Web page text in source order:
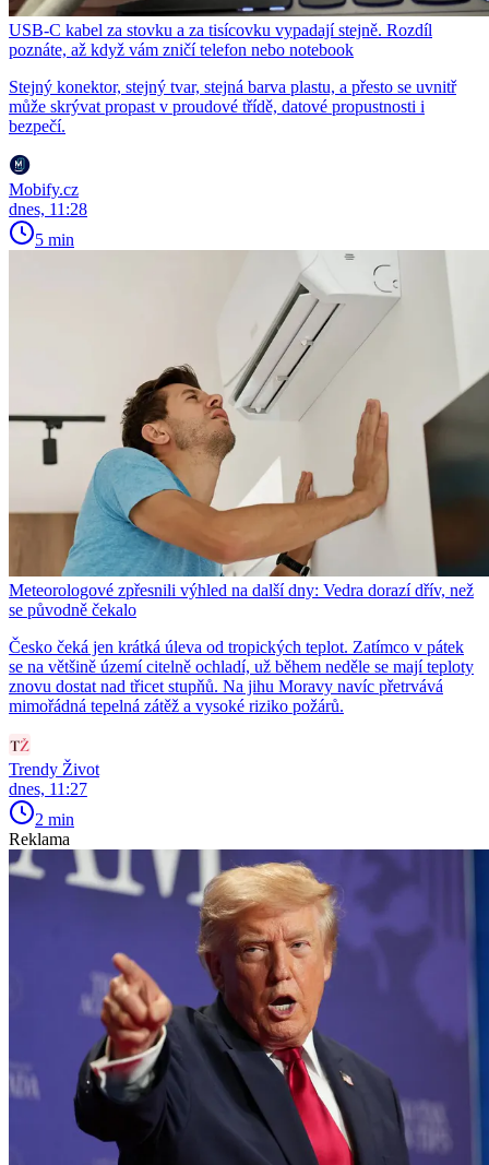
USB-C kabel za stovku a za tisícovku vypadají stejně. Rozdíl
poznáte, až když vám zničí telefon nebo notebook
Stejný konektor, stejný tvar, stejná barva plastu, a přesto se uvnitř
může skrývat propast v proudové třídě, datové propustnosti i
bezpečí.
Mobify.cz
dnes, 11:28
5 min
Meteorologové zpřesnili výhled na další dny: Vedra dorazí dřív, než
se původně čekalo
Česko čeká jen krátká úleva od tropických teplot. Zatímco v pátek
se na většině území citelně ochladí, už během neděle se mají teploty
znovu dostat nad třicet stupňů. Na jihu Moravy navíc přetrvává
mimořádná tepelná zátěž a vysoké riziko požárů.
Trendy Život
dnes, 11:27
2 min
Reklama